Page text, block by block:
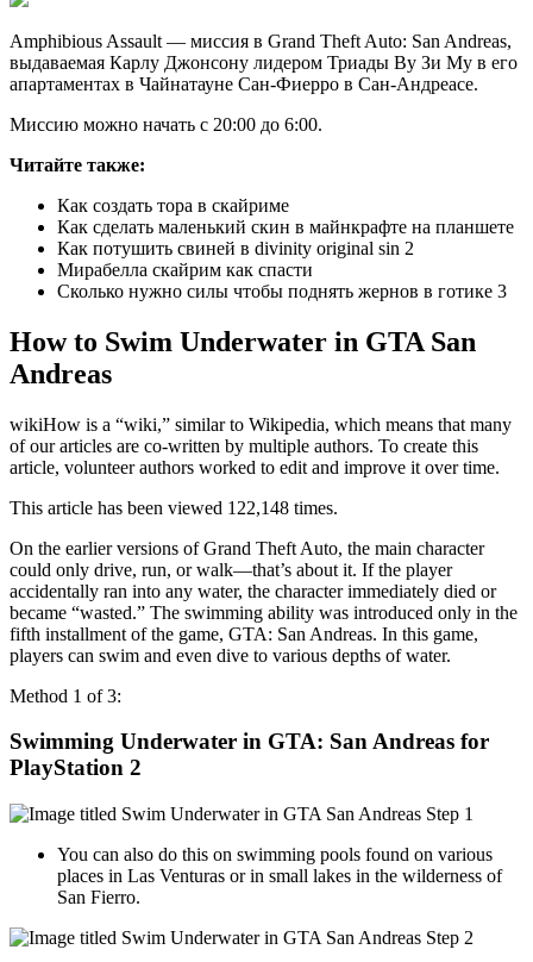
Amphibious Assault — миссия в Grand Theft Auto: San Andreas,
выдаваемая Карлу Джонсону лидером Триады Ву Зи Му в его
апартаментах в Чайнатауне Сан-Фиерро в Сан-Андреасе.
Миссию можно начать с 20:00 до 6:00.
Читайте также:
Как создать тора в скайриме
Как сделать маленький скин в майнкрафте на планшете
Как потушить свиней в divinity original sin 2
Мирабелла скайрим как спасти
Сколько нужно силы чтобы поднять жернов в готике 3
How to Swim Underwater in GTA San
Andreas
wikiHow is a “wiki,” similar to Wikipedia, which means that many
of our articles are co-written by multiple authors. To create this
article, volunteer authors worked to edit and improve it over time.
This article has been viewed 122,148 times.
On the earlier versions of Grand Theft Auto, the main character
could only drive, run, or walk—that’s about it. If the player
accidentally ran into any water, the character immediately died or
became “wasted.” The swimming ability was introduced only in the
fifth installment of the game, GTA: San Andreas. In this game,
players can swim and even dive to various depths of water.
Method 1 of 3:
Swimming Underwater in GTA: San Andreas for
PlayStation 2
You can also do this on swimming pools found on various
places in Las Venturas or in small lakes in the wilderness of
San Fierro.